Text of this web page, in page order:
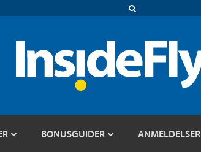
BONUSGUIDER ANMELDELSER